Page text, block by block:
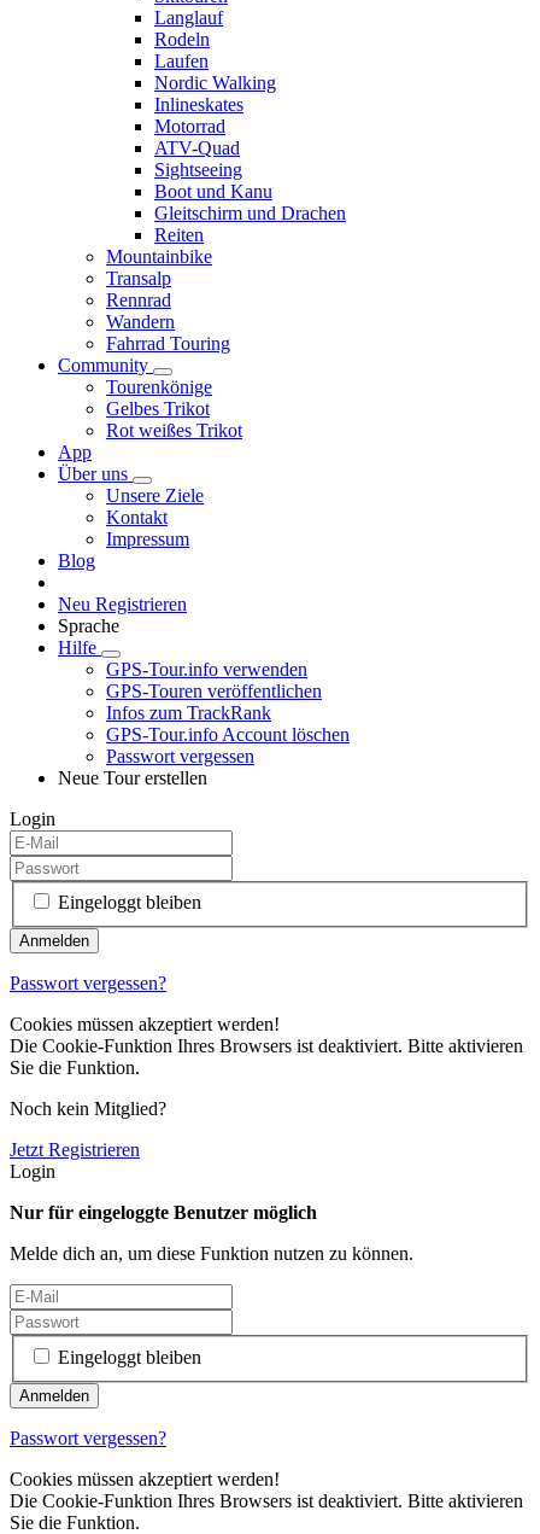
Langlauf
Rodeln
Laufen
Nordic Walking
Inlineskates
Motorrad
ATV-Quad
Sightseeing
Boot und Kanu
Gleitschirm und Drachen
Reiten
Mountainbike
Transalp
Rennrad
Wandern
Fahrrad Touring
Community
Tourenkönige
Gelbes Trikot
Rot weißes Trikot
App
Über uns
Unsere Ziele
Kontakt
Impressum
Blog
Neu Registrieren
Sprache
Hilfe
GPS-Tour.info verwenden
GPS-Touren veröffentlichen
Infos zum TrackRank
GPS-Tour.info Account löschen
Passwort vergessen
Neue Tour erstellen
Login
Eingeloggt bleiben
Passwort vergessen?
Cookies müssen akzeptiert werden!
Die Cookie-Funktion Ihres Browsers ist deaktiviert. Bitte aktivieren
Sie die Funktion.
Noch kein Mitglied?
Jetzt Registrieren
Login
Nur für eingeloggte Benutzer möglich
Melde dich an, um diese Funktion nutzen zu können.
Eingeloggt bleiben
Passwort vergessen?
Cookies müssen akzeptiert werden!
Die Cookie-Funktion Ihres Browsers ist deaktiviert. Bitte aktivieren
Sie die Funktion.